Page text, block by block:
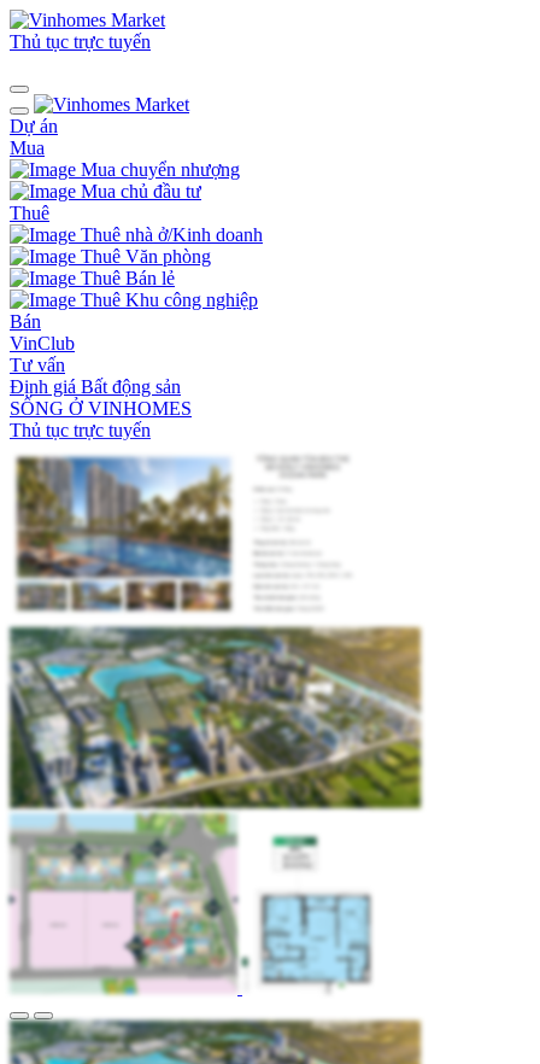
Thủ tục trực tuyến
Dự án
Mua
Mua chuyển nhượng
Mua chủ đầu tư
Thuê
Thuê nhà ở/Kinh doanh
Thuê Văn phòng
Thuê Bán lẻ
Thuê Khu công nghiệp
Bán
VinClub
Tư vấn
Định giá Bất động sản
SỐNG Ở VINHOMES
Thủ tục trực tuyến